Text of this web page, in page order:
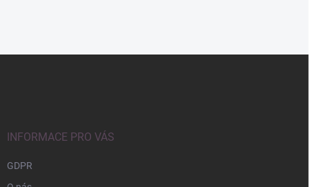
INFORMACE PRO VÁS
GDPR